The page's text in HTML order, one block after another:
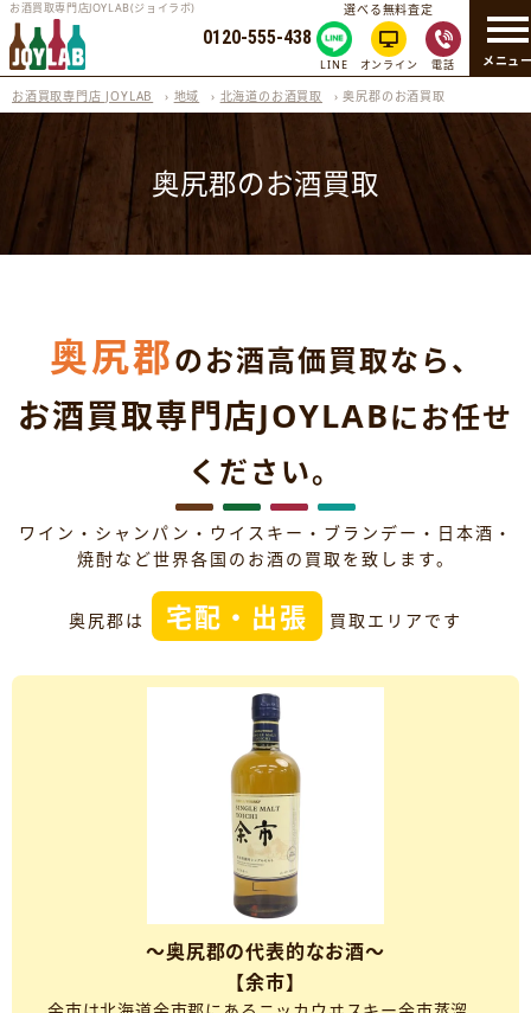
メニュ
お酒買取専門店JOYLAB(ジョイラボ)
0120-555-438
選べる無料査定
LINE オンライン 電話
お酒買取専門店 JOYLAB › 地域 › 北海道のお酒買取 ›奥尻郡のお酒買取
奥尻郡のお酒買取
奥尻郡のお酒高価買取なら、
お酒買取専門店JOYLABにお任せ
ください。
ワイン・シャンパン・ウイスキー・ブランデー・日本酒・
焼酎など世界各国のお酒の買取を致します。
奥尻郡は 宅配・出張 買取エリアです
～奥尻郡の代表的なお酒～
【余市】